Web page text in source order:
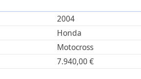
2004
Honda
Motocross
7.940,00€